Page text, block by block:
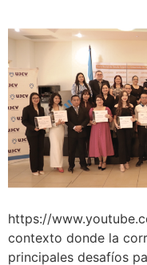
https://
contexto donde la
principales desafíos